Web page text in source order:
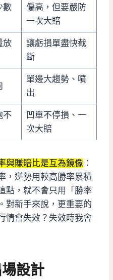
數
偏高，但要嚴防
一次大賠
放
讓虧損單盡快截
斷
單邊大趨勢、噴
出
不
凹單不停損、一
次大賠
與賺賠比是互為鏡像 ：
，逆勢用較高勝率累積
點，就不會只用「勝率
對新手來說，更重要的
情會失效？失效時我會
設計